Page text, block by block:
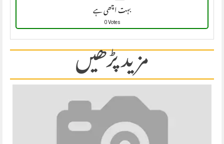
بہت اچھی ہے
0 Votes
مزید پڑھیں